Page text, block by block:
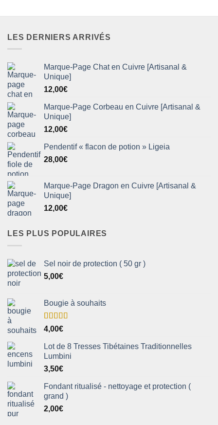
LES DERNIERS ARRIVÉS
Marque-Page Chat en Cuivre [Artisanal &
Unique]
12,00€
Marque-Page Corbeau en Cuivre [Artisanal &
Unique]
12,00€
Pendentif « flacon de potion » Ligeia
28,00€
Marque-Page Dragon en Cuivre [Artisanal &
Unique]
12,00€
LES PLUS POPULAIRES
Sel noir de protection ( 50 gr )
5,00€
Bougie à souhaits
Note5.00
sur 5
4,00€
Lot de 8 Tresses Tibétaines Traditionnelles
Lumbini
3,50€
Fondant ritualisé - nettoyage et protection (
grand )
2,00€